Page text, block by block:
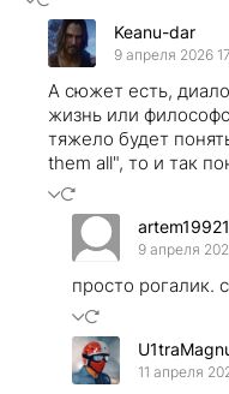
Keanu-dar
9 апреля 2026
А сюжет есть,
жизнь или
тяжело будет
them all", то и так
9 апреля
просто рогалик.
11 апреля